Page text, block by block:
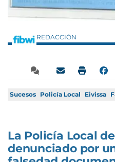
REDACCIÓN
Sucesos Policía Local Eivissa
La Policía Local
denunciado por